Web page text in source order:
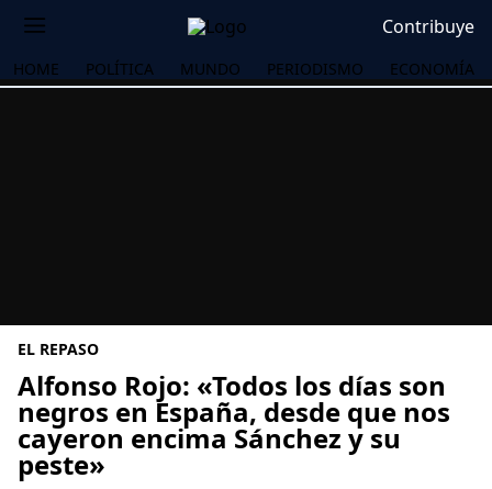
Contribuye
HOME POLÍTICA MUNDO PERIODISMO ECONOMÍA
EL REPASO
Alfonso Rojo: «Todos los días son
negros en España, desde que nos
cayeron encima Sánchez y su
peste»